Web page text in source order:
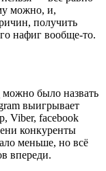
можно, и,
получить
нафиг вообще-то.
можно было назвать
выигрывает
Viber, facebook
конкуренты
меньше, но всё
впереди.